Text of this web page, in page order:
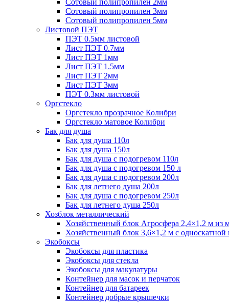
Сотовый полипропилен 2мм
Сотовый полипропилен 3мм
Сотовый полипропилен 5мм
Листовой ПЭТ
ПЭТ 0.5мм листовой
Лист ПЭТ 0.7мм
Лист ПЭТ 1мм
Лист ПЭТ 1.5мм
Лист ПЭТ 2мм
Лист ПЭТ 3мм
ПЭТ 0.3мм листовой
Оргстекло
Оргстекло прозрачное Колибри
Оргстекло матовое Колибри
Бак для душа
Бак для душа 110л
Бак для душа 150л
Бак для душа с подогревом 110л
Бак для душа с подогревом 150 л
Бак для душа с подогревом 200л
Бак для летнего душа 200л
Бак для душа с подогревом 250л
Бак для летнего душа 250л
Хозблок металлический
Хозяйственный блок Агросфера 2,4×1,2 м из
Хозяйственный блок 3,6×1,2 м с
Экобоксы
Экобоксы для пластика
Экобоксы для стекла
Экобоксы для макулатуры
Контейнер для масок и перчаток
Контейнер для батареек
Контейнер добрые крышечки